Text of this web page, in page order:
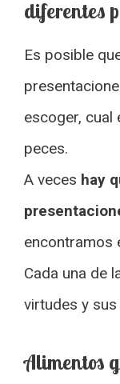
diferentes
Es posible
escoger, cual
peces.
A veces hay
encontramos
Cada una de
virtudes y
Alimentos